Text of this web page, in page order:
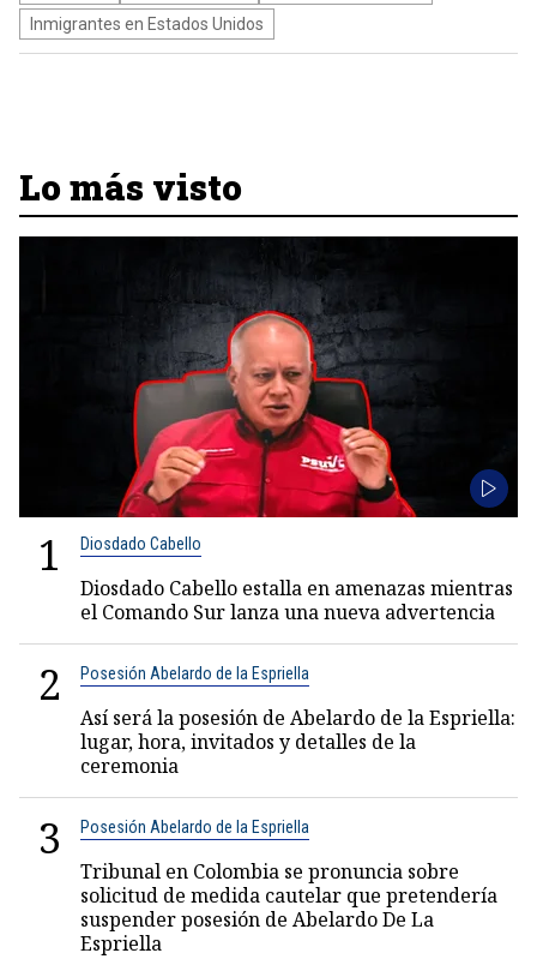
Inmigrantes en Estados Unidos
Lo más visto
1 Diosdado Cabello
Diosdado Cabello estalla en amenazas mientras
el Comando Sur lanza una nueva advertencia
2 Posesión Abelardo de la Espriella
Así será la posesión de Abelardo de la Espriella:
lugar, hora, invitados y detalles de la
ceremonia
3 Posesión Abelardo de la Espriella
Tribunal en Colombia se pronuncia sobre
solicitud de medida cautelar que pretendería
suspender posesión de Abelardo De La
Espriella